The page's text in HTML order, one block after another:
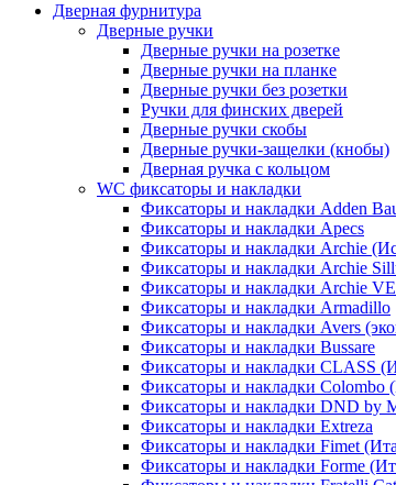
Дверная фурнитура
Дверные ручки
Дверные ручки на розетке
Дверные ручки на планке
Дверные ручки без розетки
Ручки для финских дверей
Дверные ручки скобы
Дверные ручки-защелки (кнобы)
Дверная ручка с кольцом
WC фиксаторы и накладки
Фиксаторы и накладки Adden
Фиксаторы и накладки Apecs
Фиксаторы и накладки Archie
Фиксаторы и накладки Archie
Фиксаторы и накладки Archie
Фиксаторы и накладки Armadillo
Фиксаторы и накладки Avers
Фиксаторы и накладки Bussare
Фиксаторы и накладки CLASS
Фиксаторы и накладки Colombo
Фиксаторы и накладки DND by
Фиксаторы и накладки Extreza
Фиксаторы и накладки Fimet
Фиксаторы и накладки Forme